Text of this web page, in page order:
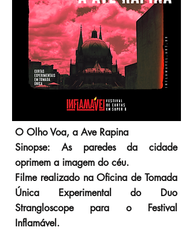
O Olho Voa, a Ave Rapina
Sinopse: As paredes da cidade
oprimem a imagem do céu.
Filme realizado na Oficina de Tomada
Única Experimental do Duo
Strangloscope para o Festival
Inflamável.